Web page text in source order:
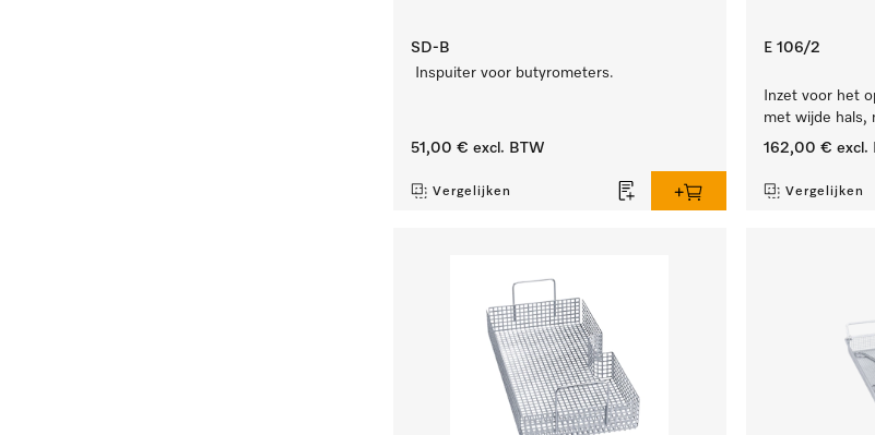
SD-B
Inspuiter voor butyrometers.
51,00 € excl. BTW
Vergelijken
E 106/2
Inzet voor het
met wijde hals,
162,00 € excl.
Vergelijken